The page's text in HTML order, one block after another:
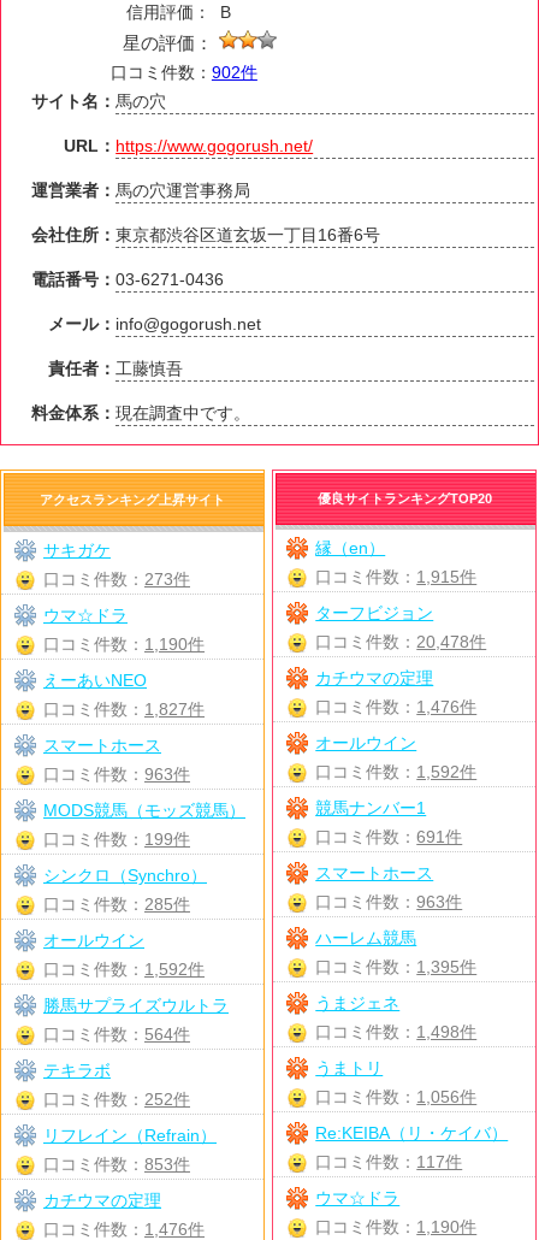
信用評価：
B
星の評価：
口コミ件数： 902件
サイト名： 馬の穴
URL： https://www.gogorush.net/
運営業者： 馬の穴運営事務局
会社住所：東京都渋谷区道玄坂一丁目16番6号
電話番号：03-6271-0436
メール： info@gogorush.net
責任者： 工藤慎吾
料金体系：現在調査中です。
優良サイトランキングTOP20
縁（en）
口コミ件数： 1,915件
ターフビジョン
口コミ件数： 20,478件
カチウマの定理
口コミ件数： 1,476件
オールウイン
口コミ件数： 1,592件
競馬ナンバー1
口コミ件数：691件
スマートホース
口コミ件数：963件
ハーレム競馬
口コミ件数： 1,395件
うまジェネ
口コミ件数： 1,498件
うまトリ
口コミ件数： 1,056件
Re:KEIBA（リ・ケイバ）
口コミ件数： 117件
ウマ☆ドラ
口コミ件数： 1,190件
アクセスランキング上昇サイト
サキガケ
口コミ件数： 273件
ウマ☆ドラ
口コミ件数： 1,190件
えーあいNEO
口コミ件数： 1,827件
スマートホース
口コミ件数： 963件
MODS競馬（モッズ競馬）
口コミ件数： 199件
シンクロ（Synchro）
口コミ件数： 285件
オールウイン
口コミ件数： 1,592件
勝馬サプライズウルトラ
口コミ件数： 564件
テキラボ
口コミ件数： 252件
リフレイン（Refrain）
口コミ件数： 853件
カチウマの定理
口コミ件数： 1,476件